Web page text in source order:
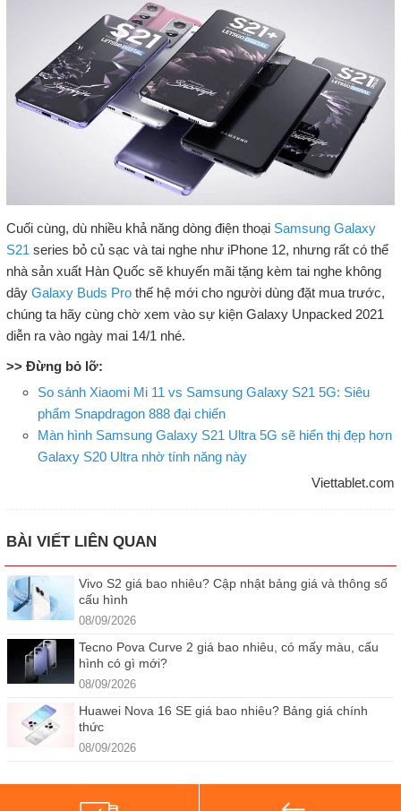
Cuối cùng, dù nhiều khả năng dòng điện thoại Samsung Galaxy
S21 series bỏ củ sạc và tai nghe như iPhone 12, nhưng rất có thể
nhà sản xuất Hàn Quốc sẽ khuyến mãi tặng kèm tai nghe không
dây Galaxy Buds Prothế hệ mới cho người dùng đặt mua trước,
chúng ta hãy cùng chờ xem vào sự kiện Galaxy Unpacked 2021
diễn ra vào ngày mai 14/1 nhé.
>> Đừng bỏ lỡ:
So sánh Xiaomi Mi 11 vs Samsung Galaxy S21 5G: Siêu
phẩm Snapdragon 888 đại chiến
Màn hình Samsung Galaxy S21 Ultra 5G sẽ hiển thị đẹp hơn
Galaxy S20 Ultra nhờ tính năng này
Viettablet.com
BÀI VIẾT LIÊN QUAN
Vivo S2 giá bao nhiêu? Cập nhật bảng giá và thông số
cấu hình
08/09/2026
Tecno Pova Curve 2 giá bao nhiêu, có mấy màu, cấu
hình có gì mới?
08/09/2026
Huawei Nova 16 SE giá bao nhiêu? Bảng giá chính
thức
08/09/2026